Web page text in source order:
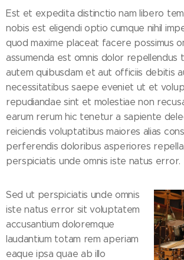
Est et expedita distinctio nam libero
nobis est eligendi optio cumque nihil
quod maxime placeat facere possimus
assumenda est omnis dolor repellendus
autem quibusdam et aut officiis debitis
necessitatibus saepe eveniet ut et
repudiandae sint et molestiae non
earum rerum hic tenetur a sapiente
reiciendis voluptatibus maiores alias
perferendis doloribus asperiores
perspiciatis unde omnis iste natus error.
Sed ut perspiciatis unde omnis
iste natus error sit voluptatem
accusantium doloremque
laudantium totam rem aperiam
eaque ipsa quae ab illo